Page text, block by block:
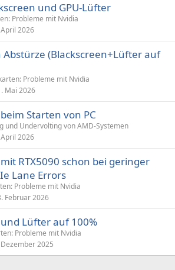
und GPU-Lüfter
Probleme mit Nvidia
2026
(Blackscreen+Lüfter auf
Probleme mit Nvidia
Mai 2026
Starten von PC
und Undervolting von AMD-Systemen
2026
RTX5090 schon bei geringer
Lane Errors
Probleme mit Nvidia
Februar 2026
Lüfter auf 100%
Probleme mit Nvidia
2025